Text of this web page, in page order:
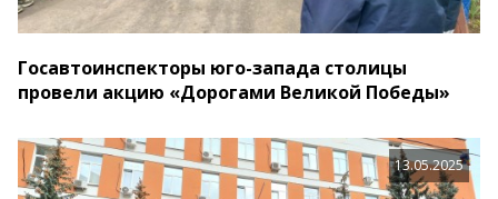
Госавтоинспекторы юго-запада столицы
провели акцию «Дорогами Великой Победы»
13.05.2025